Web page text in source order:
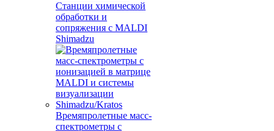
Станции химической
обработки и
сопряжения с MALDI
Shimadzu
Времяпролетные масс-
спектрометры с